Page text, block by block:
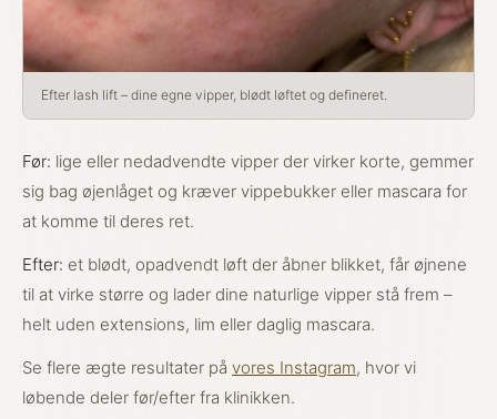
Efter lash lift – dine egne vipper, blødt løftet og defineret.
Før: lige eller nedadvendte vipper der virker korte, gemmer
sig bag øjenlåget og kræver vippebukker eller mascara for
at komme til deres ret.
Efter: et blødt, opadvendt løft der åbner blikket, får øjnene
til at virke større og lader dine naturlige vipper stå frem –
helt uden extensions, lim eller daglig mascara.
Se flere ægte resultater på vores Instagram, hvor vi
løbende deler før/efter fra klinikken.